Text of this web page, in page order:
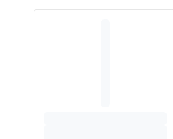
haar krijgt onmiddellijk en